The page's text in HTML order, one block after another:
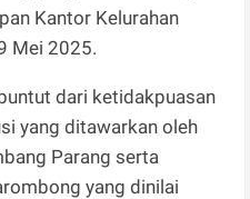
Kantor Kelurahan
Mei 2025.
dari ketidakpuasan
yang ditawarkan oleh
Parang serta
yang dinilai